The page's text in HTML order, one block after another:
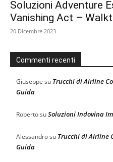
Soluzioni Adventure
Vanishing Act –
20 Dicembre 2023
Commenti recenti
Giuseppe su Trucchi di Airline
Guida
RobertosuSoluzioni Indovina
Alessandrosu Trucchi di Airline
Guida